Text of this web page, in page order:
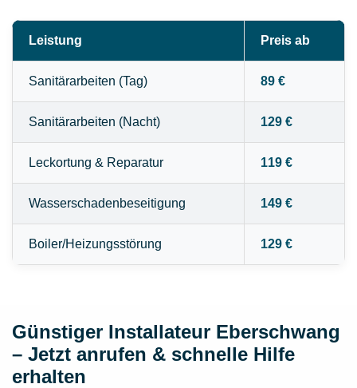
Leistung Preis ab
Sanitärarbeiten (Tag) 89 €
Sanitärarbeiten (Nacht) 129 €
Leckortung & Reparatur 119 €
Wasserschadenbeseitigung 149 €
Boiler/Heizungsstörung 129 €
Günstiger Installateur Eberschwang
– Jetzt anrufen & schnelle Hilfe
erhalten